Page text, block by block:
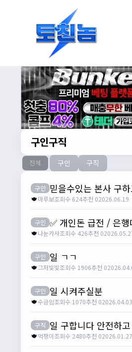
구인구직
전체 구인 구직
구인 믿을수있는 본사 구
마루보조회수 624추천 02026.06.19
구인 ✅ 개인돈 급전 / 은
나눈카사조회수 426추천 0
구인 일 ㄱㄱ
그저빛빛조회수 1906추천 0
구인 일 시켜주실분
수금임조회수 1070추천 02026.04.03
구직 일 구합니다 안전하
억쟁이조회수 2480추천 02026.01.27